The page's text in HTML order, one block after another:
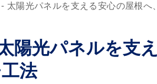
太陽光パネルを支える安心の屋根へ
陽光パネルを支
法